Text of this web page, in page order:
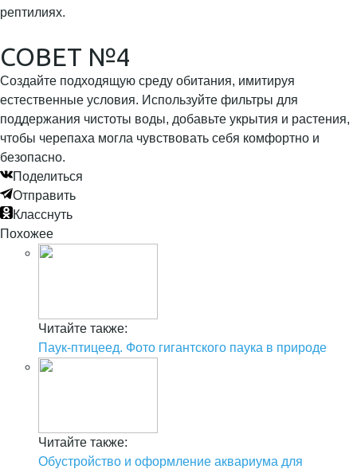
рептилиях.
СОВЕТ №4
Создайте подходящую среду обитания, имитируя
естественные условия. Используйте фильтры для
поддержания чистоты воды, добавьте укрытия и растения,
чтобы черепаха могла чувствовать себя комфортно и
безопасно.
Поделиться
Отправить
Класснуть
Похожее
Читайте также:
Паук-птицеед. Фото гигантского паука в природе
Читайте также:
Обустройство и оформление аквариума для